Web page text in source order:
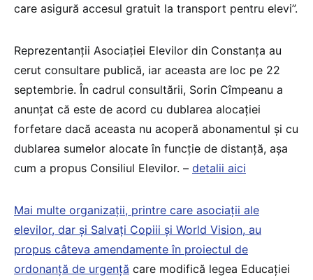
care asigură accesul gratuit la transport pentru elevi”.
Reprezentanții Asociației Elevilor din Constanța au
cerut consultare publică, iar aceasta are loc pe 22
septembrie. În cadrul consultării, Sorin Cîmpeanu a
anunțat că este de acord cu dublarea alocației
forfetare dacă aceasta nu acoperă abonamentul și cu
dublarea sumelor alocate în funcție de distanță, așa
cum a propus Consiliul Elevilor. – detalii aici
Mai multe organizații, printre care asociații ale
elevilor, dar și Salvați Copiii și World Vision, au
propus câteva amendamente în proiectul de
ordonanță de urgență care modifică legea Educației